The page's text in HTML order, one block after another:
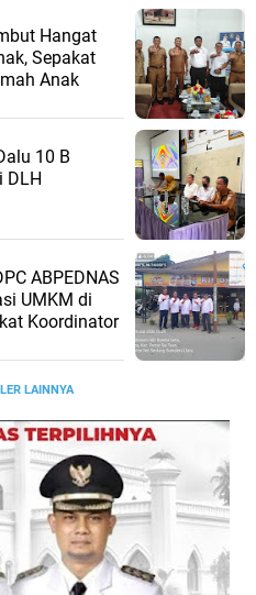
Hangat
Sepakat
Anak
10 B
DLH
ABPEDNAS
UMKM di
Koordinator
LAINNYA